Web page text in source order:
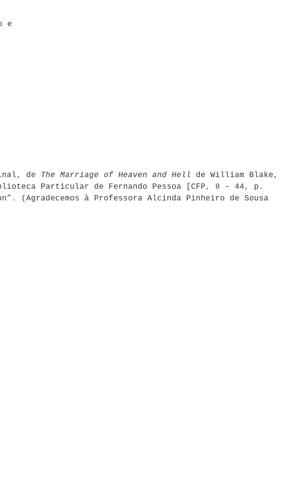
e
de The Marriage of Heaven and Hell
de William Blake,
Particular de Fernando Pessoa [CFP, 8 – 44, p.
(Agradecemos à Professora Alcinda Pinheiro de Sousa